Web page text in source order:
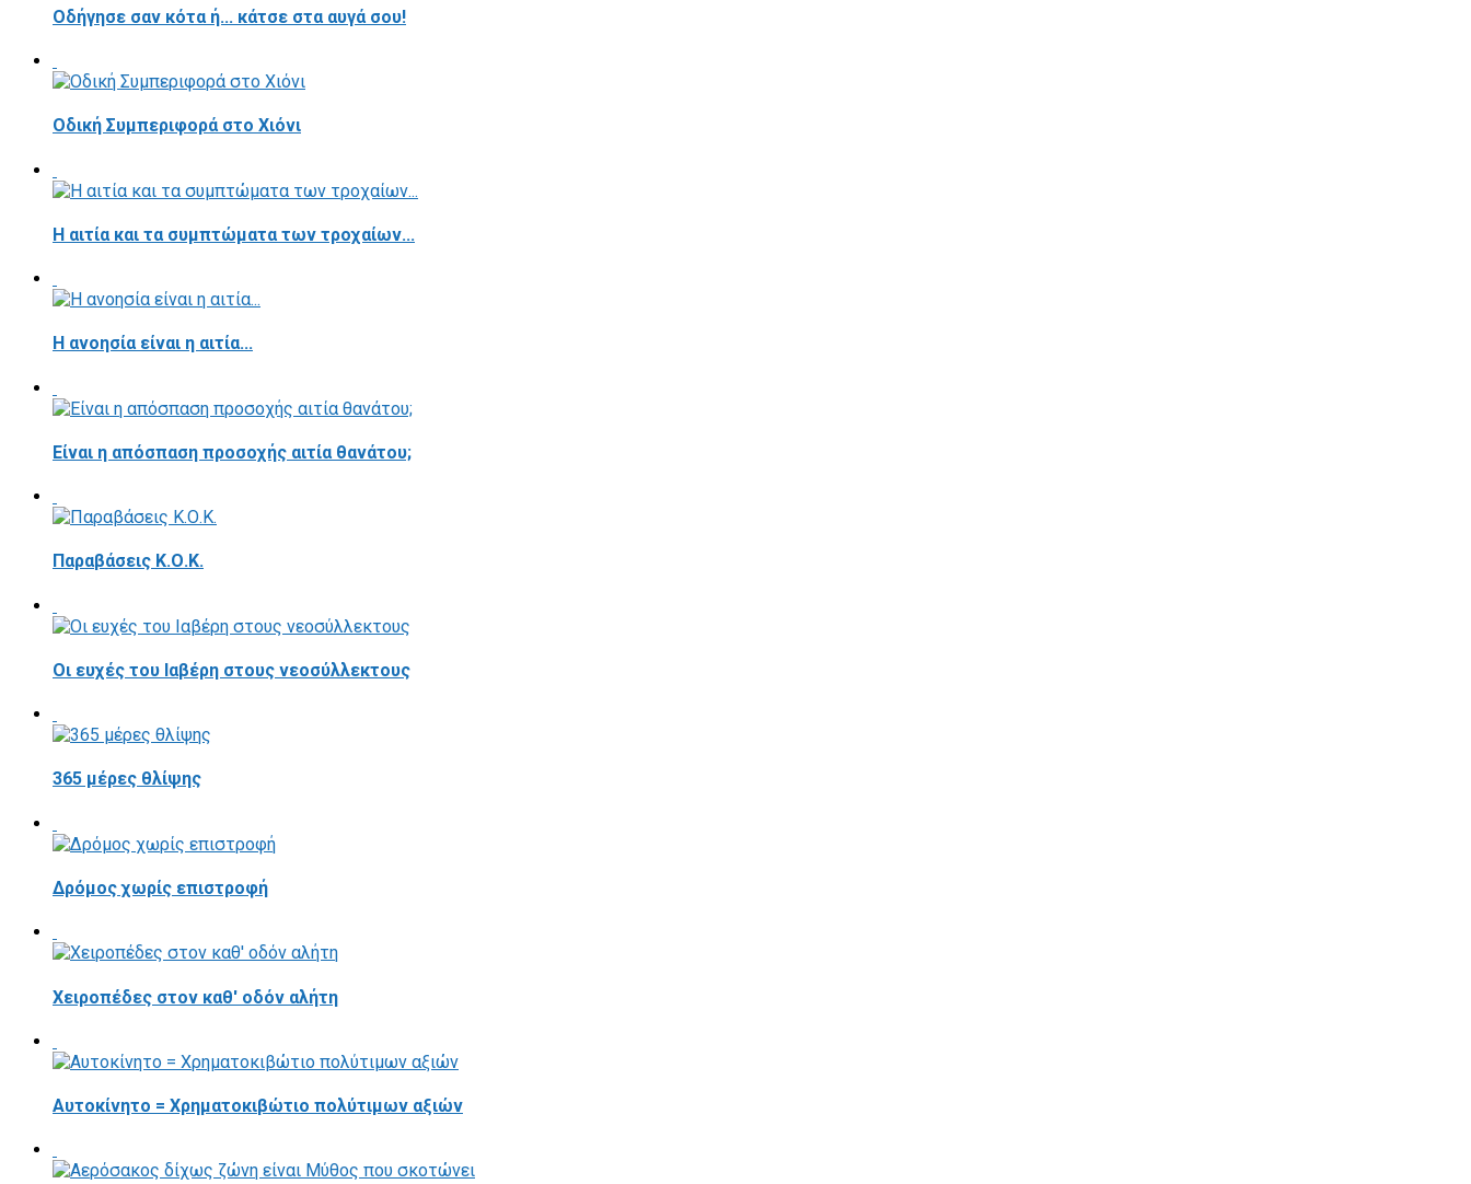
Οδήγησε σαν κότα ή... κάτσε στα αυγά σου!
Οδική Συμπεριφορά στο Χιόνι
Η αιτία και τα συμπτώματα των τροχαίων...
Η ανοησία είναι η αιτία...
Είναι η απόσπαση προσοχής αιτία θανάτου;
Παραβάσεις Κ.Ο.Κ.
Οι ευχές του Ιαβέρη στους νεοσύλλεκτους
365 μέρες θλίψης
Δρόμος χωρίς επιστροφή
Χειροπέδες στον καθ' οδόν αλήτη
Αυτοκίνητο = Χρηματοκιβώτιο πολύτιμων αξιών